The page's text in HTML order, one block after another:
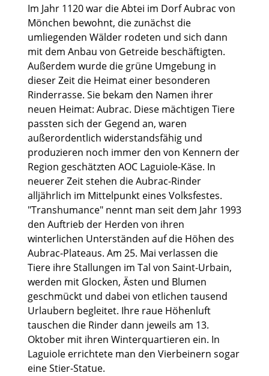
Im Jahr 1120 war die Abtei im Dorf Aubrac von
Mönchen bewohnt, die zunächst die
umliegenden Wälder rodeten und sich dann
mit dem Anbau von Getreide beschäftigten.
Außerdem wurde die grüne Umgebung in
dieser Zeit die Heimat einer besonderen
Rinderrasse. Sie bekam den Namen ihrer
neuen Heimat: Aubrac. Diese mächtigen Tiere
passten sich der Gegend an, waren
außerordentlich widerstandsfähig und
produzieren noch immer den von Kennern der
Region geschätzten AOC Laguiole-Käse. In
neuerer Zeit stehen die Aubrac-Rinder
alljährlich im Mittelpunkt eines Volksfestes.
"Transhumance" nennt man seit dem Jahr 1993
den Auftrieb der Herden von ihren
winterlichen Unterständen auf die Höhen des
Aubrac-Plateaus. Am 25. Mai verlassen die
Tiere ihre Stallungen im Tal von Saint-Urbain,
werden mit Glocken, Ästen und Blumen
geschmückt und dabei von etlichen tausend
Urlaubern begleitet. Ihre raue Höhenluft
tauschen die Rinder dann jeweils am 13.
Oktober mit ihren Winterquartieren ein. In
Laguiole errichtete man den Vierbeinern sogar
eine Stier-Statue.